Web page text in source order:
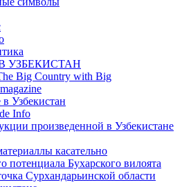
УЗБЕКИСТАН
Big Country with Big
Узбекистан
Info
произведенной в Узбекистане
касательно
потенциала Бухарского вилоята
Сурхандарьинской области